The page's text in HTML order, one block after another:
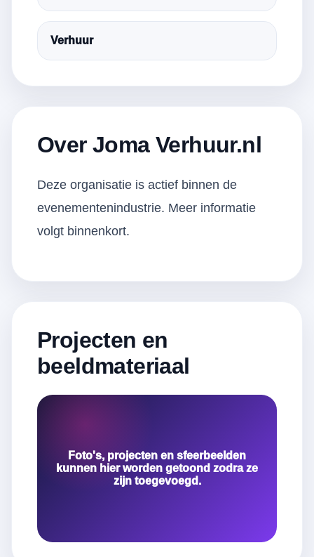
Verhuur
Over Joma Verhuur.nl
Deze organisatie is actief binnen de
evenementenindustrie. Meer informatie
volgt binnenkort.
Projecten en
beeldmateriaal
Foto's, projecten en sfeerbeelden
kunnen hier worden getoond zodra ze
zijn toegevoegd.